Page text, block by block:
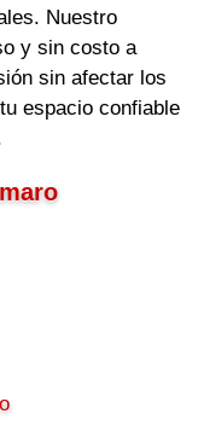
Nuestro
y sin costo a
sin afectar los
espacio confiable